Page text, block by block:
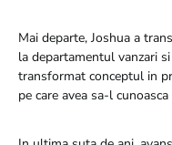
Mai departe, Joshua a
la departamentul vanzari
transformat conceptul in
pe care avea sa-l